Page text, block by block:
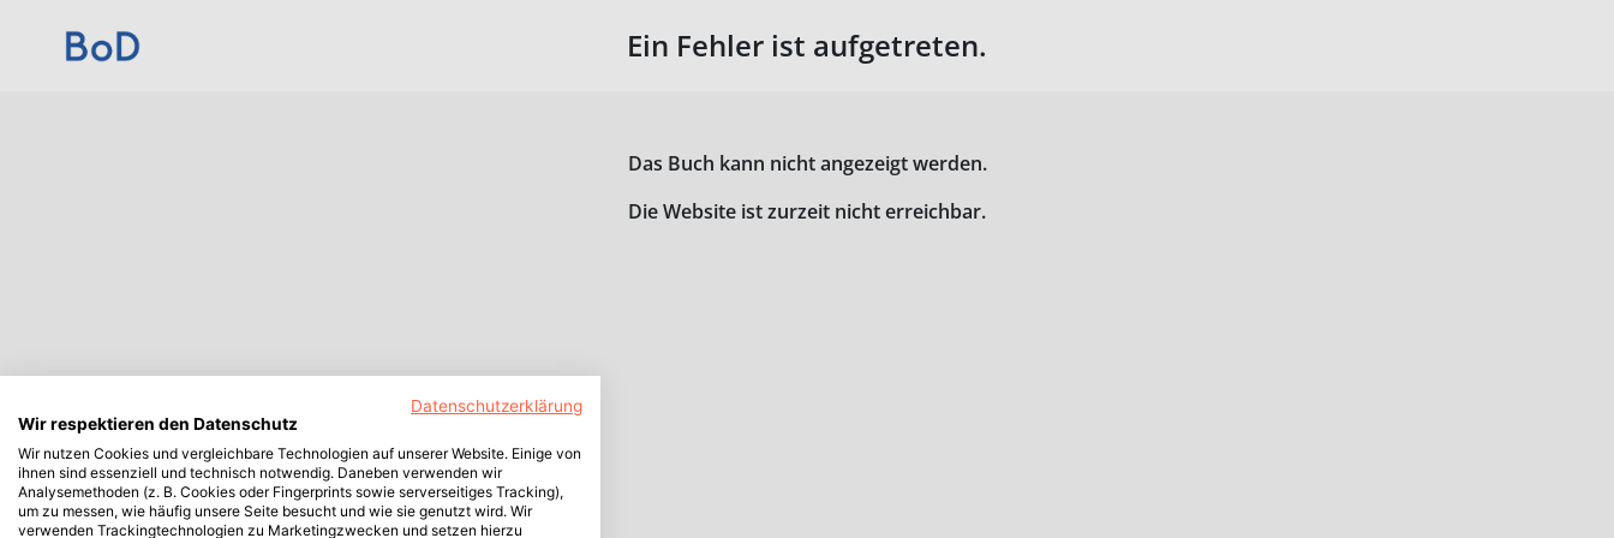
Ein Fehler ist aufgetreten.
Das Buch kann nicht angezeigt werden.
Die Website ist zurzeit nicht erreichbar.
Datenschutzerklärung
Wir respektieren den Datenschutz
Wir nutzen Cookies und vergleichbare Technologien auf unserer Website. Einige von
ihnen sind essenziell und technisch notwendig. Daneben verwenden wir
Analysemethoden (z. B. Cookies oder Fingerprints sowie serverseitiges Tracking),
um zu messen, wie häufig unsere Seite besucht und wie sie genutzt wird. Wir
verwenden Trackingtechnologien zu Marketingzwecken und setzen hierzu